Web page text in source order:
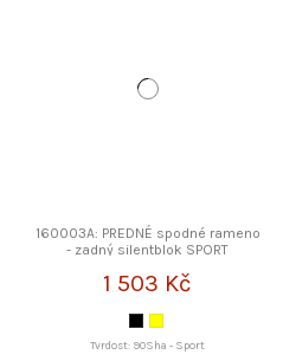
160003A: PREDNÉ spodné rameno
- zadný silentblok SPORT
1 503 Kč
Tvrdost: 90Sha - Sport